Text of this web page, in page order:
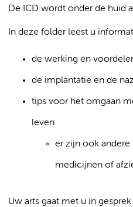
De ICD wordt onder de huid
In deze folder leest u
de werking en
de implantatie en de
tips voor het omgaan
leven
er zijn ook
medicijnen of
Uw arts gaat met u in